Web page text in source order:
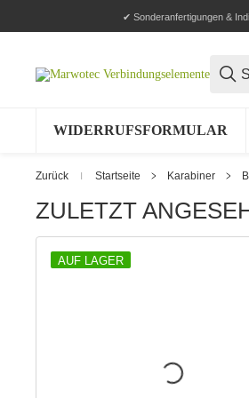
✔ Sonderanfertigungen &
WIDERRUFSFORMULAR
Zurück Startseite Karabiner
ZULETZT
AUF LAGER